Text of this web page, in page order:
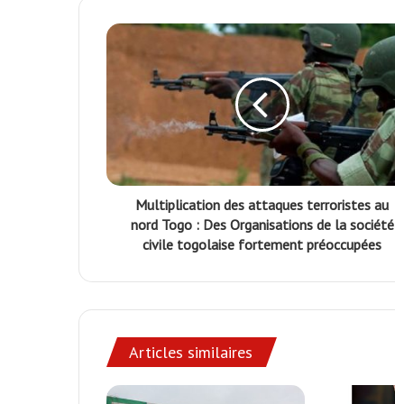
Multiplication des attaques terroristes au
nord Togo : Des Organisations de la société
civile togolaise fortement préoccupées
Articles similaires